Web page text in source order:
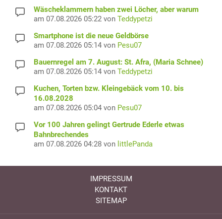
Wäscheklammern haben zwei Löcher, aber warum
am 07.08.2026 05:22 von Teddypetzi
Smartphone ist die neue Geldbörse
am 07.08.2026 05:14 von Pesu07
Bauernregel am 7. August: St. Afra, (Maria Schnee)
am 07.08.2026 05:14 von Teddypetzi
Kuchen, Torten bzw. Kleingebäck vom 10. bis
16.08.2028
am 07.08.2026 05:04 von Pesu07
Vor 100 Jahren gelingt Gertrude Ederle etwas
Bahnbrechendes
am 07.08.2026 04:28 von littlePanda
IMPRESSUM
KONTAKT
SITEMAP